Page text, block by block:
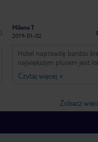
Milena T
2019-01-02
Hotel naprawdę bardzo
największym plusem jest
Budynek ciekawy z
jednak dosc zaniedbany.
mimo zakupienia
zrezygnowaliśmy z niej
niedogodności wyjazd był
Czytaj więcej »
Zobacz